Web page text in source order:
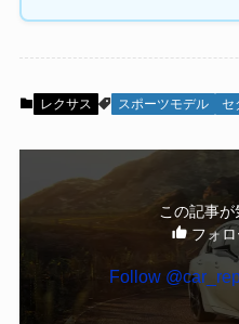
レクサス スポーツモデル セ
この記事
フォロ
Follow